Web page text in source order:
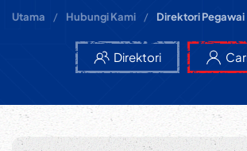
Utama Hubungi Kami Direktori Pegawai
Direktori